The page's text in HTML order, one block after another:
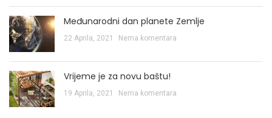
Međunarodni dan planete Zemlje
22 Aprila, 2021 Nema komentara
Vrijeme je za novu baštu!
19 Aprila, 2021 Nema komentara